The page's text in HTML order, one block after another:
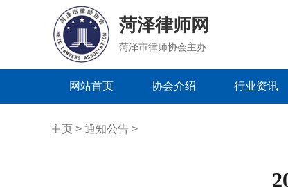
菏泽律师网
菏泽市律师协会主办
网站首页 协会介绍 行业资讯
主页 > 通知公告 >